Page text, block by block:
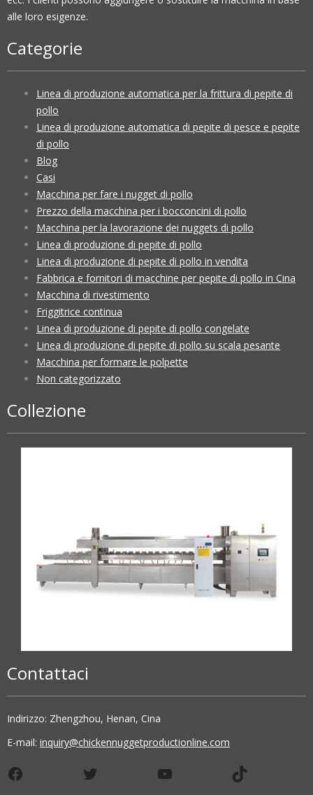
alle loro esigenze.
Categorie
Linea di produzione automatica per la frittura di pepite di
pollo
Linea di produzione automatica di pepite di pesce e pepite
di pollo
Blog
Casi
Macchina per fare i nugget di pollo
Prezzo della macchina per i bocconcini di pollo
Macchina per la lavorazione dei nuggets di pollo
Linea di produzione di pepite di pollo
Linea di produzione di pepite di pollo in vendita
Fabbrica e fornitori di macchine per pepite di pollo in Cina
Macchina di rivestimento
Friggitrice continua
Linea di produzione di pepite di pollo congelate
Linea di produzione di pepite di pollo su scala pesante
Macchina per formare le polpette
Non categorizzato
Collezione
Contattaci
Indirizzo: Zhengzhou, Henan, Cina
E-mail: inquiry@chickennuggetproductionline.com
Facebook Twitter YouTube TikTok